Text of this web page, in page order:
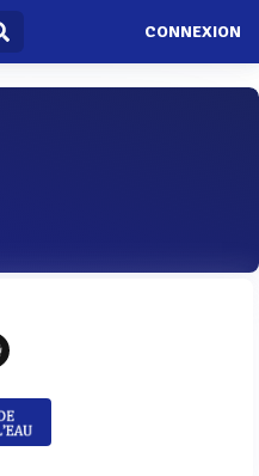
CONNEXION